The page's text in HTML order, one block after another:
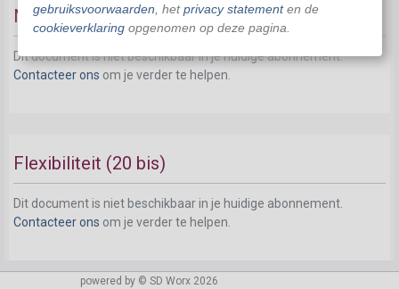
Nieuwe arbeidsregelingen
Dit document is niet beschikbaar in je huidige abonnement.
Contacteer ons om je verder te helpen.
Flexibiliteit (20 bis)
Dit document is niet beschikbaar in je huidige abonnement.
Contacteer ons om je verder te helpen.
powered by © SD Worx 2026
gebruiksvoorwaarden , hetprivacy statementen de
cookieverklaringopgenomen op deze pagina.